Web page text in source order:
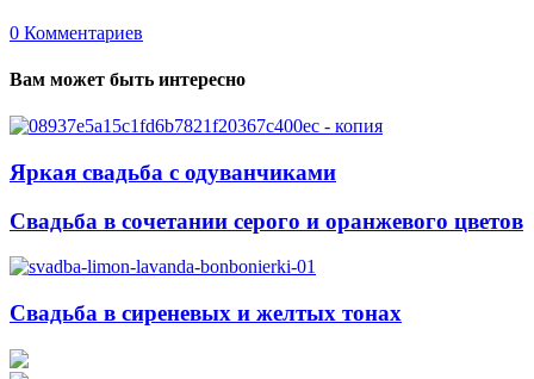
0 Комментариев
Вам может быть интересно
Яркая свадьба с одуванчиками
Свадьба в сочетании серого и оранжевого цветов
Свадьба в сиреневых и желтых тонах